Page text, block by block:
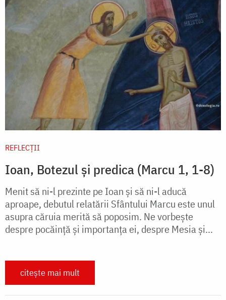
REFLECȚII
Ioan, Botezul și predica (Marcu 1, 1-8)
Menit să ni-l prezinte pe Ioan și să ni-l aducă
aproape, debutul relatării Sfântului Marcu este unul
asupra căruia merită să poposim. Ne vorbește
despre pocăință și importanța ei, despre Mesia și...
citește mai mult